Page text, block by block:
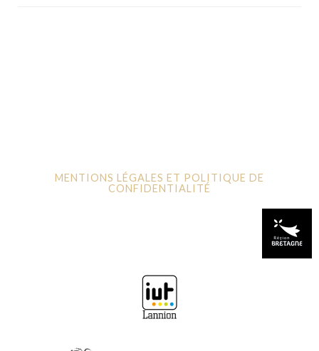
MENTIONS LÉGALES ET POLITIQUE DE
CONFIDENTIALITÉ